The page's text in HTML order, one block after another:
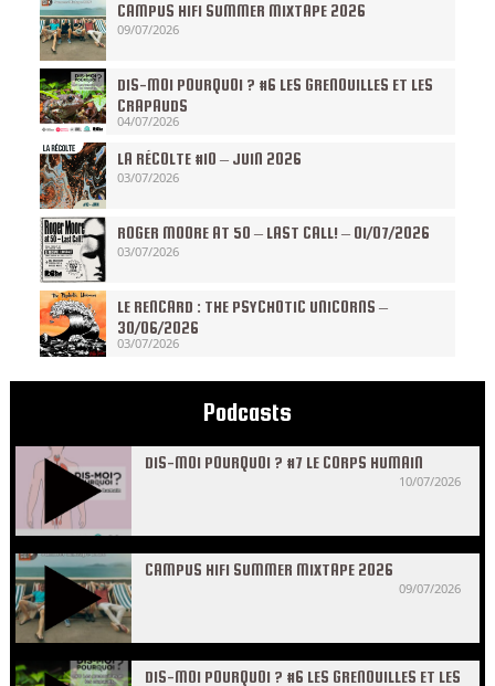
CAMPUS HIFI SUMMER MIXTAPE 2026
09/07/2026
DIS-MOI POURQUOI ? #6 LES GRENOUILLES ET LES
CRAPAUDS
04/07/2026
LA RÉCOLTE #10 – JUIN 2026
03/07/2026
ROGER MOORE AT 50 – LAST CALL! – 01/07/2026
03/07/2026
LE RENCARD : THE PSYCHOTIC UNICORNS –
30/06/2026
03/07/2026
Podcasts
DIS-MOI POURQUOI ? #7 LE CORPS HUMAIN
10/07/2026
CAMPUS HIFI SUMMER MIXTAPE 2026
09/07/2026
DIS-MOI POURQUOI ? #6 LES GRENOUILLES ET LES